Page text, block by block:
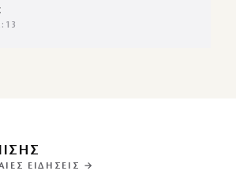
ΕΙΔΉΣΕΙΣ →